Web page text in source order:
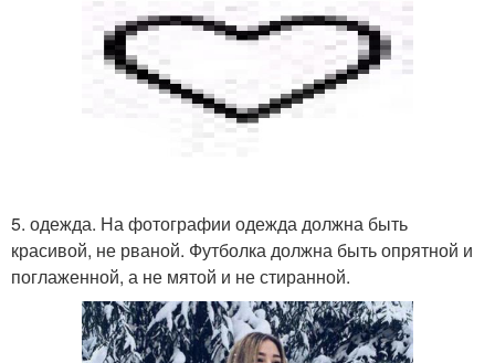
5. одежда. На фотографии одежда должна быть
красивой, не рваной. Футболка должна быть опрятной и
поглаженной, а не мятой и не стиранной.